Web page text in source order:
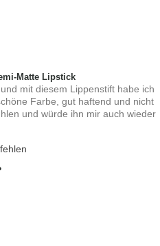
Matte Lipstick
mit diesem Lippenstift habe ich
Farbe, gut haftend und nicht
und würde ihn mir auch wieder